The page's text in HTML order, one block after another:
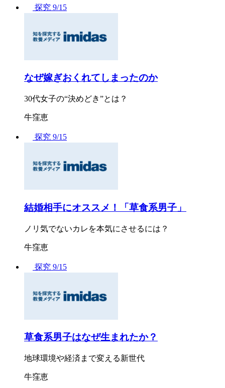
探究 9/15
なぜ嫁ぎおくれてしまったのか
30代女子の“決めどき”とは？
牛窪恵
探究 9/15
結婚相手にオススメ！「草食系男子」
ノリ気でないカレを本気にさせるには？
牛窪恵
探究 9/15
草食系男子はなぜ生まれたか？
地球環境や経済まで変える新世代
牛窪恵